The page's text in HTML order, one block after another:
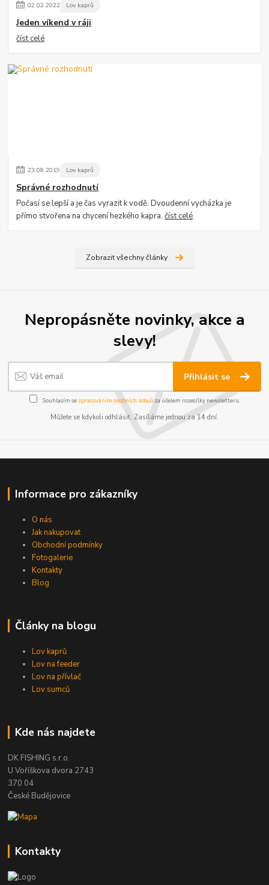
02.02.2022 Lov kaprů
Jeden víkend v ráji
číst celé
23.08.2019 Lov kaprů
Správné rozhodnutí
Počasí se lepší a je čas vyrazit k vodě. Dvoudenní vycházka je
přímo stvořena na chycení hezkého kapra.číst celé
Zobrazit všechny články
Nepropásněte novinky, akce a
slevy!
Přihlásit se
Souhlasím se zpracováním osobních údajůza účelem rozesílky newsletteru.
Můžete se kdykoli odhlásit. Zasíláme jednou za 14 dní.
Informace pro zákazníky
O nás
Jak nakupovat
Obchodní podmínky
Fotogalerie
Kontakty
Blog
Články na blogu
Lov kaprů
Lov na feeder
Lov na přívlač
Lov sumců
Kde nás najdete
DK FISHING s.r.o.
U Voříškova dvora 2743
370 04
České Budějovice
Kontakty